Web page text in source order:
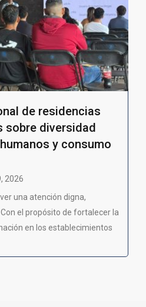
de residencias
sobre diversidad
y consumo
2026
una atención digna,
el propósito de fortalecer la
en los establecimientos